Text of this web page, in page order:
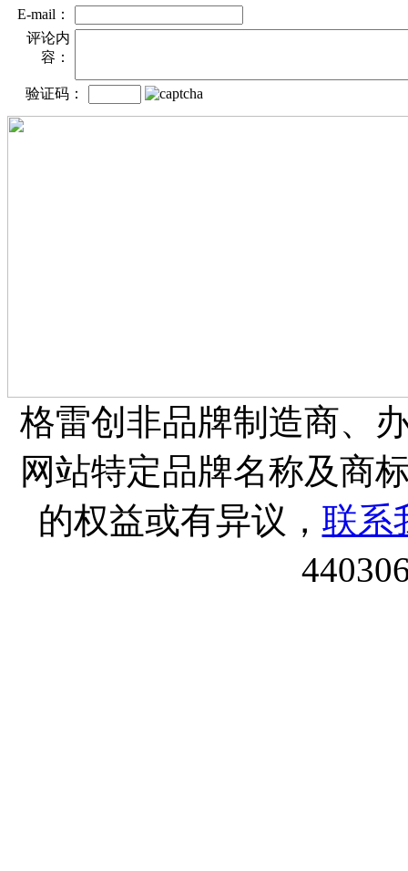
E-mail：
评论内
容：
验证码：
格雷创非品牌制造商、
网站特定品牌名称及商
的权益或有异议， 联系